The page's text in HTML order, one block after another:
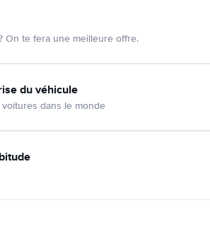
On te fera une meilleure offre.
du véhicule
dans le monde